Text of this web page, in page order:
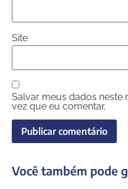
Site
Salvar meus dados neste
vez que eu comentar.
Você também pode